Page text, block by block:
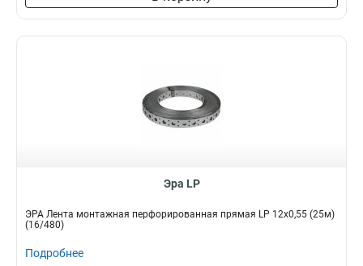
Эра LP
ЭРА Лента монтажная перфорированная прямая LP 12х0,55 (25м)
(16/480)
Подробнее